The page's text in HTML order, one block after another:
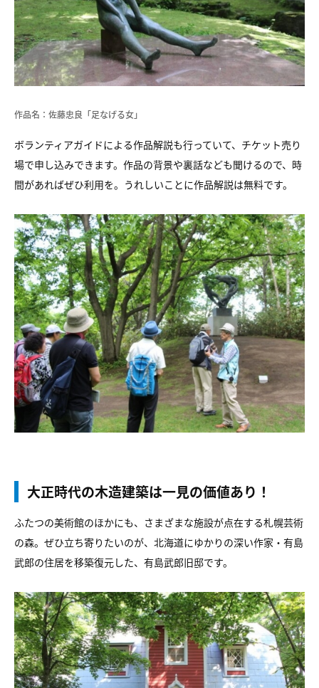
作品名：佐藤忠良「足なげる女」
ボランティアガイドによる作品解説も行っていて、チケット売り
場で申し込みできます。作品の背景や裏話なども聞けるので、時
間があればぜひ利用を。うれしいことに作品解説は無料です。
大正時代の木造建築は一見の価値あり！
ふたつの美術館のほかにも、さまざまな施設が点在する札幌芸術
の森。ぜひ立ち寄りたいのが、北海道にゆかりの深い作家・有島
武郎の住居を移築復元した、有島武郎旧邸です。